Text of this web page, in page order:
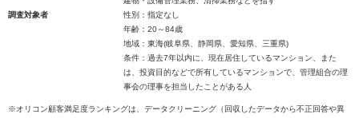
調査対象者
性別：指定なし
年齢：20～84歳
地域：東海(岐阜県、静岡県、愛知県、三重県)
条件：過去7年以内に、現在居住しているマンション、また
は、投資目的などで所有しているマンションで、管理組合の理
事会の理事を担当したことがある人
※オリコン顧客満足度ランキングは、データクリーニング（回収したデータから不正回答や異